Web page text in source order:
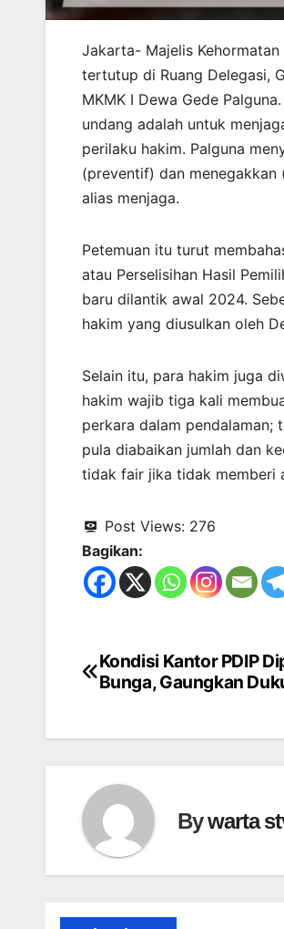
Jakarta- Majelis
tertutup di Ruang Delegasi,
MKMK I Dewa Gede
undang adalah untuk
perilaku hakim. Palguna
(preventif) dan
alias menjaga.
Petemuan itu turut
atau Perselisihan Hasil
baru dilantik awal 2024.
hakim yang diusulkan oleh
Selain itu, para hakim juga
hakim wajib tiga kali
perkara dalam pendalaman;
pula diabaikan jumlah dan
tidak fair jika tidak memberi
Post Views: 276
Bagikan:
Navigasi
Kondisi Kantor PDIP
Bunga, Gaungkan
Bywarta